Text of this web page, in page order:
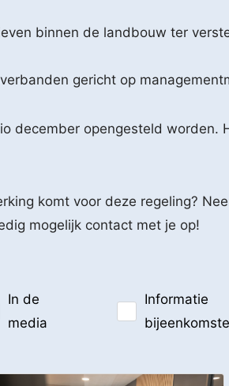
binnen de landbouw ter
gericht op
december opengesteld
komt voor deze regeling?
mogelijk contact met je op!
In de
media
Informatie